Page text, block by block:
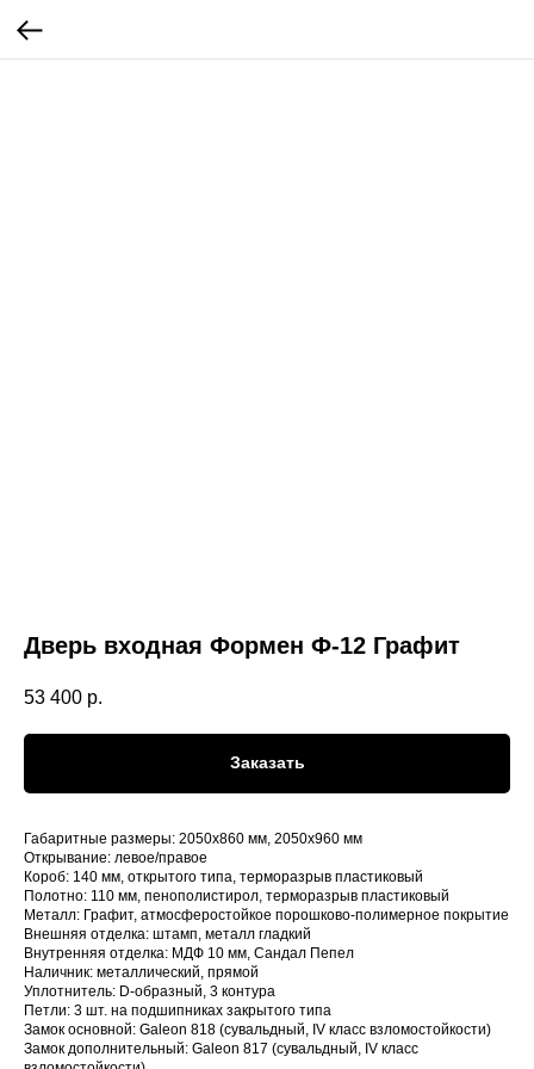
Дверь входная Формен Ф-12 Графит
53 400 р.
Заказать
Габаритные размеры: 2050х860 мм, 2050x960 мм
Открывание: левое/правое
Короб: 140 мм, открытого типа, терморазрыв пластиковый
Полотно: 110 мм, пенополистирол, терморазрыв пластиковый
Металл: Графит, атмосферостойкое порошково-полимерное покрытие
Внешняя отделка: штамп, металл гладкий
Внутренняя отделка: МДФ 10 мм, Сандал Пепел
Наличник: металлический, прямой
Уплотнитель: D-образный, 3 контура
Петли: 3 шт. на подшипниках закрытого типа
Замок основной: Galeon 818 (сувальдный, IV класс взломостойкости)
Замок дополнительный: Galeon 817 (сувальдный, IV класс